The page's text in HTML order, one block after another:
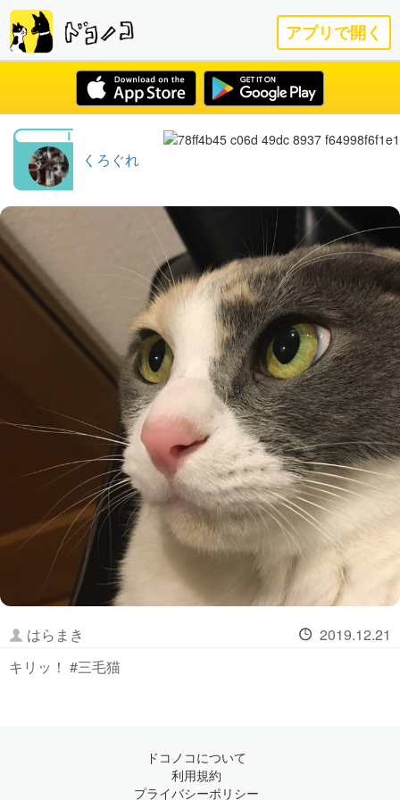
アプリで開く
くろぐれ
はらまき
2019.12.21
キリッ！ #三毛猫
ドコノコについて
利用規約
プライバシーポリシー